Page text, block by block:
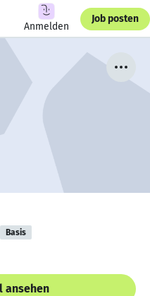
Anmelden
Job posten
Basis
ansehen